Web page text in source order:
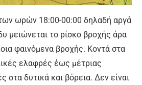
ωρών 18:00-00:00 δηλαδή αργά
μειώνεται το ρίσκο βροχής άρα
φαινόμενα βροχής. Κοντά στα
ελαφρές έως μέτριας
στα δυτικά και βόρεια. Δεν είναι